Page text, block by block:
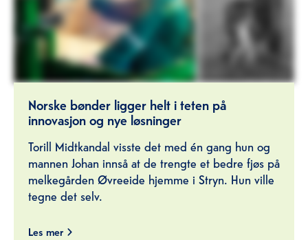
Norske bønder ligger helt i teten på
innovasjon og nye løsninger
Torill Midtkandal visste det med én gang hun og
mannen Johan innså at de trengte et bedre fjøs på
melkegården Øvreeide hjemme i Stryn. Hun ville
tegne det selv.
Les mer